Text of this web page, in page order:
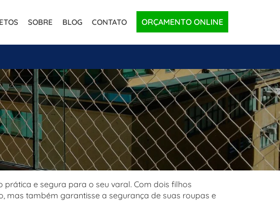
SOBRE BLOG CONTATO ORÇAMENTO ONLINE
e segura para o seu varal. Com dois filhos
mas também garantisse a segurança de suas roupas e